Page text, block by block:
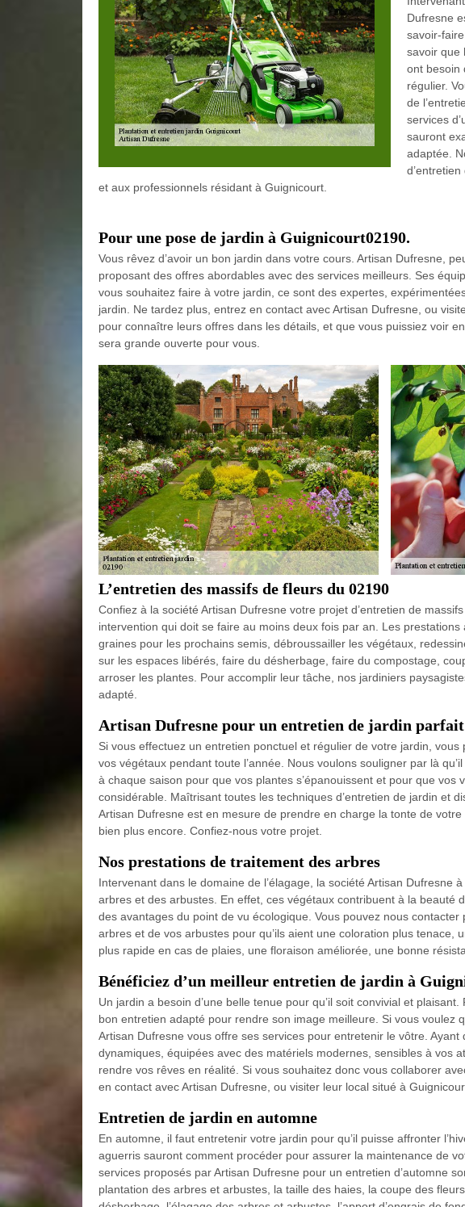
Dufresne
savoir-
savoir que
ont besoin
régulier.
de
services
sauront
adaptée.
et aux professionnels résidant à Guignicourt.
Pour une pose de jardin à Guignicourt02190.
Vous rêvez d’avoir un bon jardin dans votre cours. Artisan Dufresne,
proposant des offres abordables avec des services meilleurs. Ses
vous souhaitez faire à votre jardin, ce sont des expertes,
jardin. Ne tardez plus, entrez en contact avec Artisan Dufresne, ou
pour connaître leurs offres dans les détails, et que vous puissiez voir
sera grande ouverte pour vous.
L’entretien des massifs de fleurs du 02190
Confiez à la société Artisan Dufresne votre projet d’entretien de
intervention qui doit se faire au moins deux fois par an. Les
graines pour les prochains semis, débroussailler les végétaux,
sur les espaces libérés, faire du désherbage, faire du compostage,
arroser les plantes. Pour accomplir leur tâche, nos jardiniers
adapté.
Artisan Dufresne pour un entretien de jardin parfait
Si vous effectuez un entretien ponctuel et régulier de votre jardin,
vos végétaux pendant toute l’année. Nous voulons souligner par là
à chaque saison pour que vos plantes s’épanouissent et pour que vos
considérable. Maîtrisant toutes les techniques d’entretien de jardin et
Artisan Dufresne est en mesure de prendre en charge la tonte de
bien plus encore. Confiez-nous votre projet.
Nos prestations de traitement des arbres
Intervenant dans le domaine de l’élagage, la société Artisan Dufresne
arbres et des arbustes. En effet, ces végétaux contribuent à la beauté
des avantages du point de vu écologique. Vous pouvez nous
arbres et de vos arbustes pour qu’ils aient une coloration plus tenace,
plus rapide en cas de plaies, une floraison améliorée, une bonne
Bénéficiez d’un meilleur entretien de jardin à
Un jardin a besoin d’une belle tenue pour qu’il soit convivial et
bon entretien adapté pour rendre son image meilleure. Si vous voulez
Artisan Dufresne vous offre ses services pour entretenir le vôtre.
dynamiques, équipées avec des matériels modernes, sensibles à vos
rendre vos rêves en réalité. Si vous souhaitez donc vous collaborer
en contact avec Artisan Dufresne, ou visiter leur local situé à
Entretien de jardin en automne
En automne, il faut entretenir votre jardin pour qu’il puisse affronter
aguerris sauront comment procéder pour assurer la maintenance de
services proposés par Artisan Dufresne pour un entretien d’automne
plantation des arbres et arbustes, la taille des haies, la coupe des